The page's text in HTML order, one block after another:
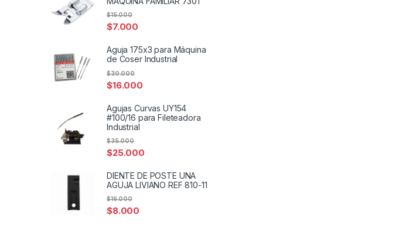
$7.000
$15.000
Aguja 175x3 para Máquina
de Coser Industrial
$16.000
$30.000
Agujas Curvas UY154
#100/16 para Fileteadora
Industrial
$25.000
$35.000
DIENTE DE POSTE UNA
AGUJA LIVIANO REF 810-11
$8.000
$16.000